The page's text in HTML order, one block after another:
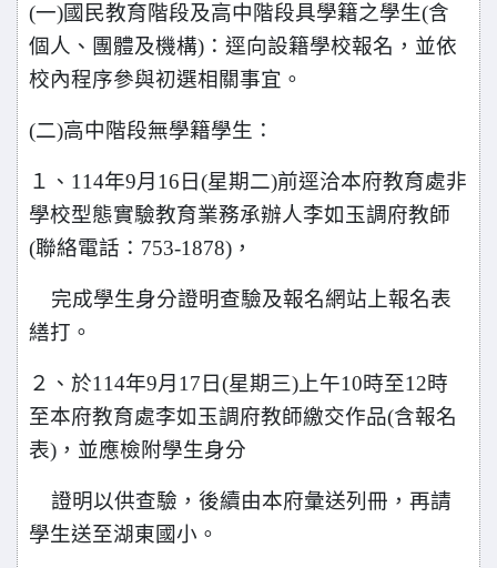
(一)國民教育階段及高中階段具學籍之學生(含
個人、團體及機構)：逕向設籍學校報名，並依
校內程序參與初選相關事宜。
(二)高中階段無學籍學生：
１、114年9月16日(星期二)前逕洽本府教育處非
學校型態實驗教育業務承辦人李如玉調府教師
(聯絡電話：753-1878)，
完成學生身分證明查驗及報名網站上報名表
繕打。
２、於114年9月17日(星期三)上午10時至12時
至本府教育處李如玉調府教師繳交作品(含報名
表)，並應檢附學生身分
證明以供查驗，後續由本府彙送列冊，再請
學生送至湖東國小。